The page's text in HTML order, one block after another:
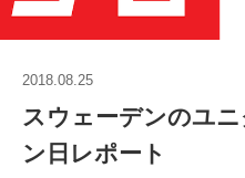
2018.08.25
スウェーデンのユ
ン日レポート